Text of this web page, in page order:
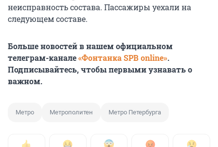
неисправность состава. Пассажиры уехали на
следующем составе.
Больше новостей в нашем официальном
телеграм-канале«Фонтанка SPB online».
Подписывайтесь, чтобы первыми узнавать о
важном.
Метро Метрополитен Метро Петербурга